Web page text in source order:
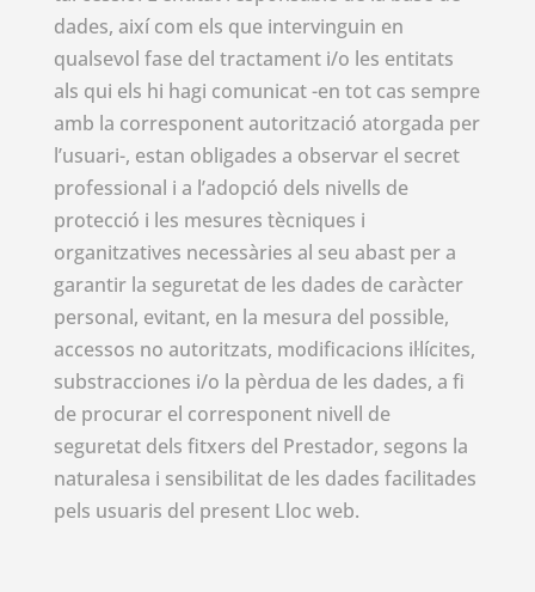
dades, així com els que intervinguin en
qualsevol fase del tractament i/o les entitats
als qui els hi hagi comunicat -en tot cas sempre
amb la corresponent autorització atorgada per
l’usuari-, estan obligades a observar el secret
professional i a l’adopció dels nivells de
protecció i les mesures tècniques i
organitzatives necessàries al seu abast per a
garantir la seguretat de les dades de caràcter
personal, evitant, en la mesura del possible,
accessos no autoritzats, modificacions il·lícites,
substracciones i/o la pèrdua de les dades, a fi
de procurar el corresponent nivell de
seguretat dels fitxers del Prestador, segons la
naturalesa i sensibilitat de les dades facilitades
pels usuaris del present Lloc web.